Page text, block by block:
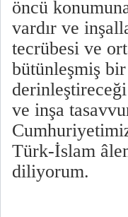
öncü
vardır ve
tecrübesi ve
bütünleşmiş
ve inşa
Türk-İslam
diliyorum.